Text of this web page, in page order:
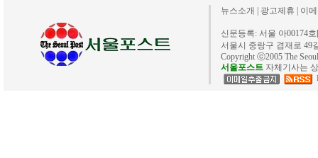
뉴스소개 광고제휴 이
신문등록: 서울 아00174
서울시 중랑구 겸재로 49
Copyright ⓒ2005 The
서울포스트 자체기사는